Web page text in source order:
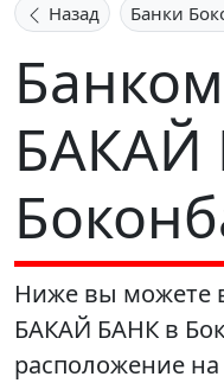
Назад Банки
БАКАЙ
Ниже вы можете
БАКАЙ БАНК в
расположение на